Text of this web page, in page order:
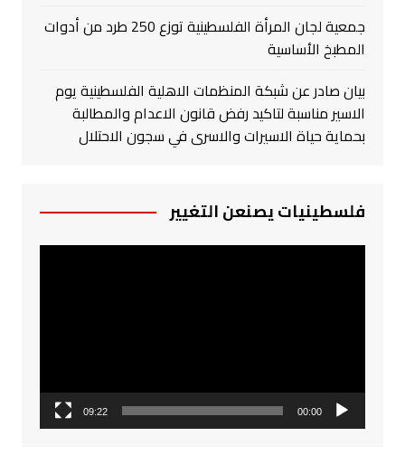
جمعية لجان المرأة الفلسطينية توزع 250 طرد من أدوات
المطبخ الأساسية
بيان صادر عن شبكة المنظمات الاهلية الفلسطينية يوم
الاسير مناسبة لتاكيد رفض قانون الاعدام والمطالبة
بحماية حياة الاسيرات والاسرى في سجون الاحتلال
فلسطينيات يصنعن التغيير
00:00
09:22